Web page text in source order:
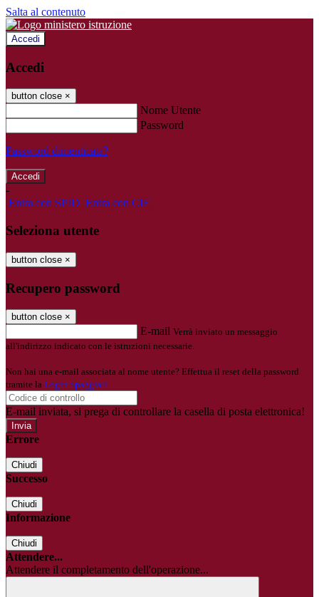
Salta al contenuto
Accedi
Accedi
button close ×
Nome Utente
Password
Password dimenticata?
-
Entra con SPID Entra con CIE
Seleziona utente
button close ×
Recupero password
button close ×
E-mail Verrà inviato un messaggio
all'indirizzo indicato con le istruzioni necessarie.
Non hai una e-mail associata al nome utente? Effettua il reset della password
tramite la Login Spaggiari
E-mail inviata, si prega di controllare la casella di posta elettronica!
Errore
Chiudi
Successo
Chiudi
Informazione
Chiudi
Attendere...
Attendere il completamento dell'operazione...